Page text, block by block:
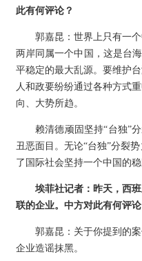
此有何评论？
郭嘉昆：世界上只有一
两岸同属一个中国，这是台
平稳定的最大乱源。要维护
人和政要纷纷通过各种方式
向、大势所趋。
赖清德顽固坚持“台独”
丑恶面目。无论“台独”分裂
了国际社会坚持一个中国的
埃菲社记者：昨天，西
联的企业。中方对此有何评论
郭嘉昆：关于你提到的
企业造谣抹黑。